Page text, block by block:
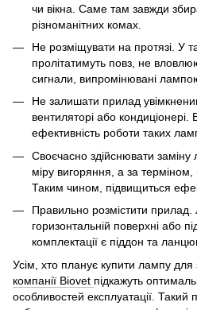
чи вікна. Саме там завжди
різноманітних комах.
Не розміщувати на протязі. У
пролітатимуть повз, не
сигнали, випромінювані
Не залишати прилад
вентиляторі або
ефективність роботи таких
Своєчасно здійснювати
міру вигоряння, а за
Таким чином, підвищиться
Правильно розмістити
горизонтальній поверхні або
комплектації є піддон та
Усім, хто планує купити лампу
компанії Biovet підкажуть
особливостей експлуатації.